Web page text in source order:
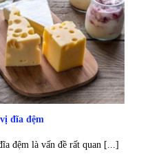
đĩa đệm
đệm là vấn đề rất quan [...]